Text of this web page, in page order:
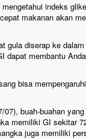
indeks
makanan akan
gula diserap ke
dapat membantu
bisa
07), buah-buahan
memiliki GI sekitar
juga memiliki